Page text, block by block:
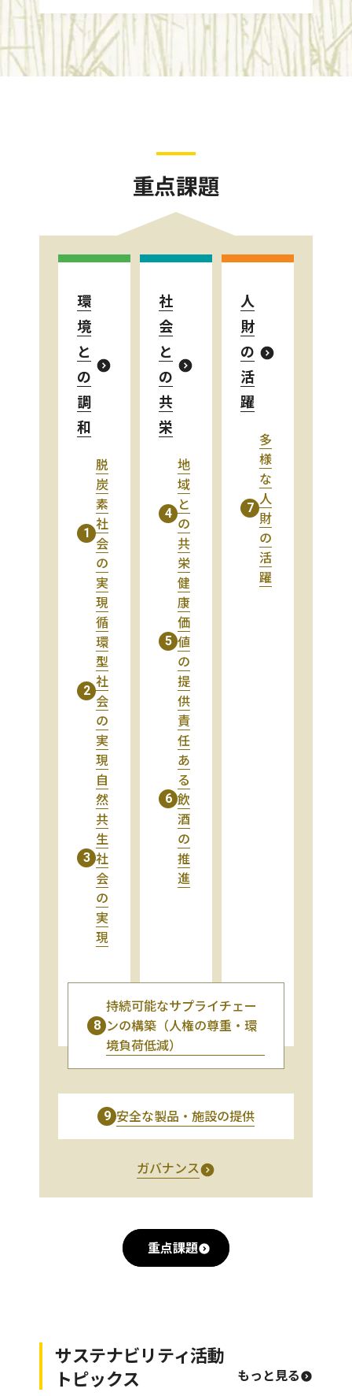
重点課題
環
境
と
の
調
和
1
脱
炭
素
社
会
の
実
現
2
循
環
型
社
会
の
実
現
3
自
然
共
生
社
会
の
実
現
社
会
と
の
共
栄
4
地
域
と
の
共
栄
5
健
康
価
値
の
提
供
6
責
任
あ
る
飲
酒
の
推
進
人
財
の
活
躍
7
多
様
な
人
財
の
活
躍
8
持続可能なサプライチェー
ンの構築（人権の尊重・環
境負荷低減）
9 安全な製品・施設の提供
ガバナンス
重点課題
サステナビリティ活動
トピックス
もっと見る